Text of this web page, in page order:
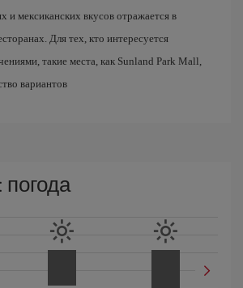
и мексиканских вкусов отражается в
Для тех, кто интересуется
такие места, как Sunland Park Mall,
вариантов